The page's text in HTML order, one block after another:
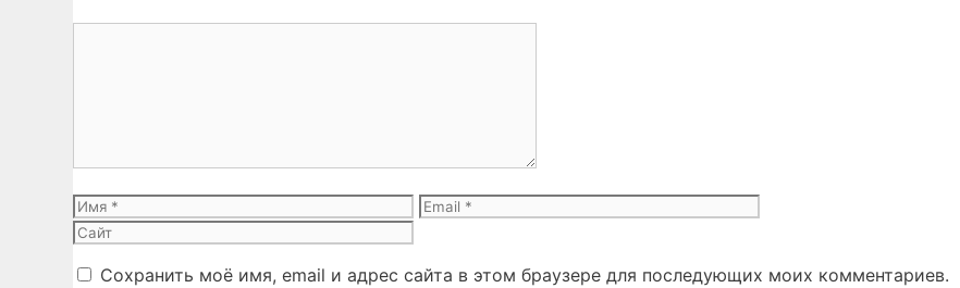
Имя Email
Сохранить моё имя, email и адрес сайта в этом браузере для последующих моих комментариев.